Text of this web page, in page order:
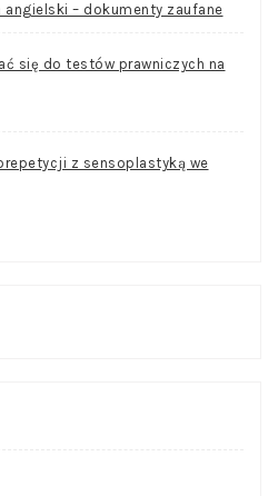
angielski – dokumenty zaufane
się do testów prawniczych na
z sensoplastyką we